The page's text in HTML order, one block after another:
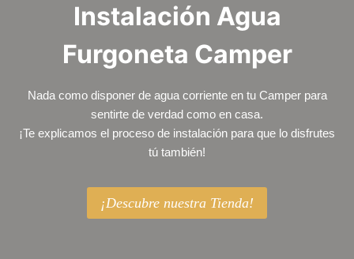
Instalación Agua
Furgoneta Camper
Nada como disponer de agua corriente en tu Camper para
sentirte de verdad como en casa.
¡Te explicamos el proceso de instalación para que lo disfrutes
tú también!
¡Descubre nuestra Tienda!